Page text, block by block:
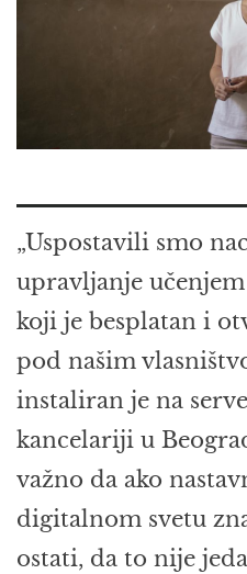
„Uspostavili smo
upravljanje
koji je besplatan i
pod našim
instaliran je na
kancelariji u
važno da ako
digitalnom svetu
ostati, da to nije